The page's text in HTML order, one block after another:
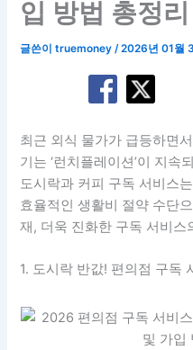
입 방법 총정리
글쓴이truemoney/2026년 01월
최근 외식 물가가 급등하면
기는 ‘런치플레이션’이 지속
도시락과 커피 구독 서비스
효율적인 생활비 절약 수단
재, 더욱 진화한 구독 서비
1. 도시락 반값! 편의점 구독